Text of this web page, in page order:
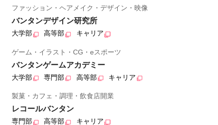
ファッション・ヘアメイク・デザイン・映像
バンタンデザイン研究所
大学部 高等部 キャリア
ゲーム・イラスト・CG・eスポーツ
バンタンゲームアカデミー
大学部 専門部 高等部 キャリア
製菓・カフェ・調理・飲食店開業
レコールバンタン
専門部 高等部 キャリア